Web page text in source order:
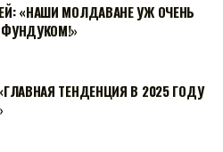
«НАШИ МОЛДАВАНЕ УЖ ОЧЕНЬ
ТЕНДЕНЦИЯ В 2025 ГОДУ